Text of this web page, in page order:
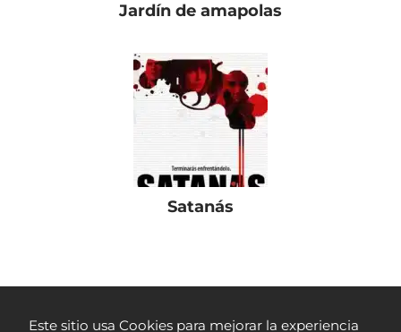
Jardín de amapolas
Satanás
Este sitio usa Cookies para mejorar la experiencia